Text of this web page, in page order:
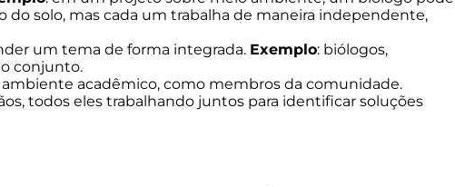
solo, mas cada um trabalha de maneira independente,
um tema de forma integrada. Exemplo: biólogos,
conjunto.
acadêmico, como membros da comunidade.
todos eles trabalhando juntos para identificar soluções